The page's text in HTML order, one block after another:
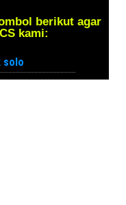
berikut agar
kami: